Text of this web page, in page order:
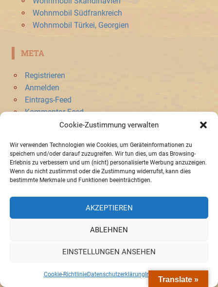
Cookie-Zustimmung verwalten
Wir verwenden Technologien wie Cookies, um Geräteinformationen zu
speichern und/oder darauf zuzugreifen. Wir tun dies, um das Browsing-
Erlebnis zu verbessern und um (nicht) personalisierte Werbung anzuzeigen.
Wenn du nicht zustimmst oder die Zustimmung widerrufst, kann dies
bestimmte Merkmale und Funktionen beeinträchtigen.
AKZEPTIEREN
ABLEHNEN
EINSTELLUNGEN ANSEHEN
Cookie-RichtlinieDatenschutzerklärung Impressum
Wohnmobil Südfrankreich
Wohnmobil Türkei, Georgien
META
Registrieren
Anmelden
Eintrags-Feed
Kommentar-Feed
WordPress.org
SONSTIGES
Datenschutzerklärung
Registrieren für Newsletter
Benutzer löschen
Datenschutzerklaerung
Translate »